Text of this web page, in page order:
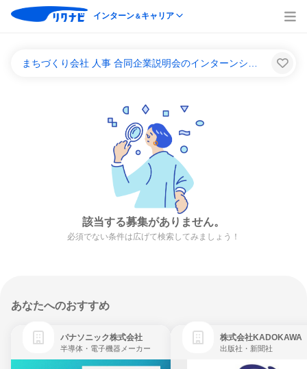
インターン＆キャリア
該当する募集がありません。
必須でない条件は広げて検索してみましょう！
あなたへのおすすめ
パナソニック株式会社
半導体・電子機器メーカー
株式会社KADOKAWA
出版社・新聞社